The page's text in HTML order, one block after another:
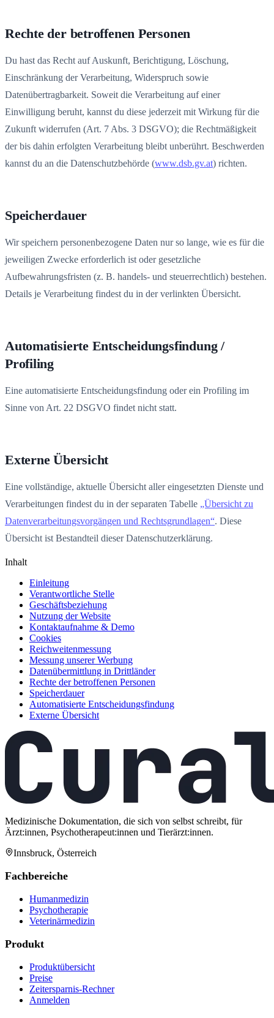
Rechte der betroffenen Personen
Du hast das Recht auf Auskunft, Berichtigung, Löschung,
Einschränkung der Verarbeitung, Widerspruch sowie
Datenübertragbarkeit. Soweit die Verarbeitung auf einer
Einwilligung beruht, kannst du diese jederzeit mit Wirkung für die
Zukunft widerrufen (Art. 7 Abs. 3 DSGVO); die Rechtmäßigkeit
der bis dahin erfolgten Verarbeitung bleibt unberührt. Beschwerden
kannst du an die Datenschutzbehörde (www.dsb.gv.at) richten.
Speicherdauer
Wir speichern personenbezogene Daten nur so lange, wie es für die
jeweiligen Zwecke erforderlich ist oder gesetzliche
Aufbewahrungsfristen (z. B. handels- und steuerrechtlich) bestehen.
Details je Verarbeitung findest du in der verlinkten Übersicht.
Automatisierte Entscheidungsfindung /
Profiling
Eine automatisierte Entscheidungsfindung oder ein Profiling im
Sinne von Art. 22 DSGVO findet nicht statt.
Externe Übersicht
Eine vollständige, aktuelle Übersicht aller eingesetzten Dienste und
Verarbeitungen findest du in der separaten Tabelle „Übersicht zu
Datenverarbeitungsvorgängen und Rechtsgrundlagen“. Diese
Übersicht ist Bestandteil dieser Datenschutzerklärung.
Inhalt
Einleitung
Verantwortliche Stelle
Geschäftsbeziehung
Nutzung der Website
Kontaktaufnahme & Demo
Cookies
Reichweitenmessung
Messung unserer Werbung
Datenübermittlung in Drittländer
Rechte der betroffenen Personen
Speicherdauer
Automatisierte Entscheidungsfindung
Externe Übersicht
Medizinische Dokumentation, die sich von selbst schreibt, für
Ärzt:innen, Psychotherapeut:innen und Tierärzt:innen.
Innsbruck, Österreich
Fachbereiche
Humanmedizin
Psychotherapie
Veterinärmedizin
Produkt
Produktübersicht
Preise
Zeitersparnis-Rechner
Anmelden